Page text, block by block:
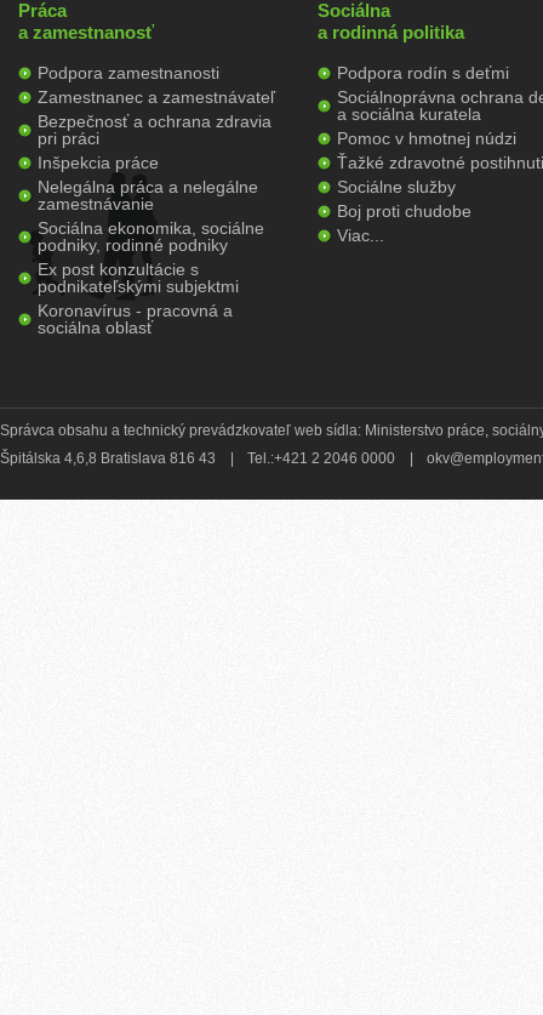
Práca
a zamestnanosť
Podpora zamestnanosti
Zamestnanec a zamestnávateľ
Bezpečnosť a ochrana zdravia
pri práci
Inšpekcia práce
Nelegálna práca a nelegálne
zamestnávanie
Sociálna ekonomika, sociálne
podniky, rodinné podniky
Ex post konzultácie s
podnikateľskými subjektmi
Koronavírus - pracovná a
sociálna oblasť
Sociálna
a rodinná politika
Podpora rodín s deťmi
Sociálnoprávna ochrana
a sociálna kuratela
Pomoc v hmotnej núdzi
Ťažké zdravotné
Sociálne služby
Boj proti chudobe
Viac...
Správca obsahu a technický prevádzkovateľ web sídla: Ministerstvo práce,
Špitálska 4,6,8 Bratislava 816 43
Tel.:+421 2 2046 0000